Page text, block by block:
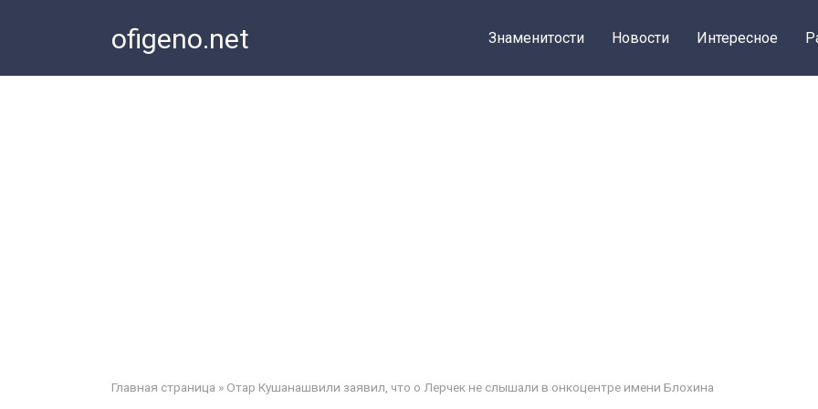
ofigeno.net Знаменитости Новости Интересное
Главная страница » Отар Кушанашвили заявил, что о Лерчек не слышали в онкоцентре имени Блохина